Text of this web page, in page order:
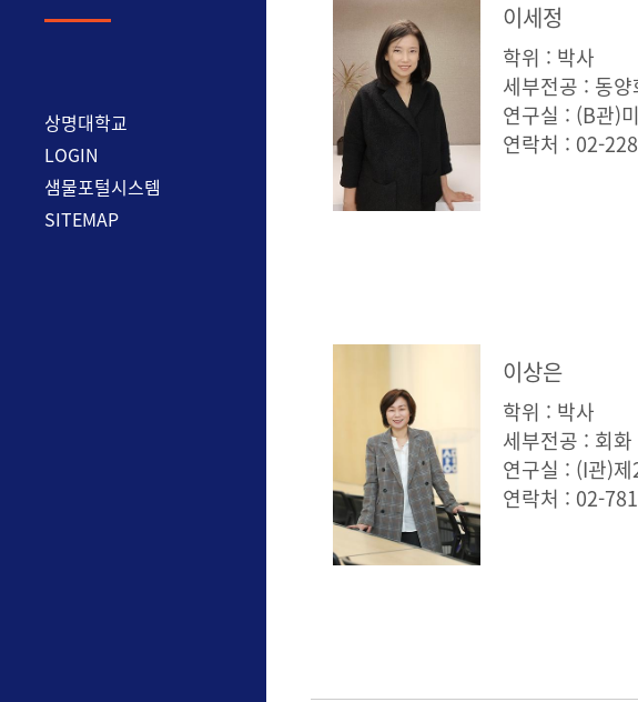
상명대학교
LOGIN
샘물포털시스템
SITEMAP
이세정
학위 : 박사
세부전공 : 동
연구실 : (B관)
연락처 : 02-
이상은
학위 : 박사
세부전공 : 회화
연구실 : (I관)
연락처 : 02-